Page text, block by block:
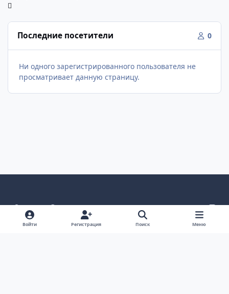
Последние посетители 0
Ни одного зарегистрированного пользователя не
просматривает данную страницу.
Светлый режим
Темный режим
Как в системе
v
k
Политика конфиденциальности
Войти Регистрация Поиск Меню